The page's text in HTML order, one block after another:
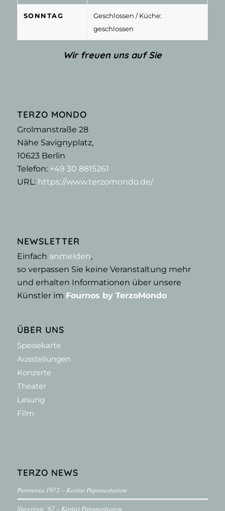
SONNTAG Geschlossen / Küche:
geschlossen
Wir freuen uns auf Sie
TERZO MONDO
Grolmanstraße 28
Nähe Savignyplatz,
10623Berlin
Telefon: +49 30 8815261
URL: https://www.terzomondo.de/
NEWSLETTER
Einfach anmelden,
so verpassen Sie keine Veranstaltung mehr
und erhalten Informationen über unsere
Künstler im Fournos by TerzoMondo
ÜBER UNS
Speisekarte
Ausstellungen
Konzerte
Theater
Lesung
Film
TERZO NEWS
Paroussia 1972 – Kostas Papanastasiou
Stawrossi ´67 – Kostas Papanastasiou